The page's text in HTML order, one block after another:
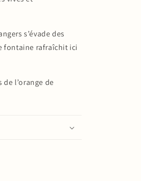
s’évade des
fontaine rafraîchit ici
l’orange de